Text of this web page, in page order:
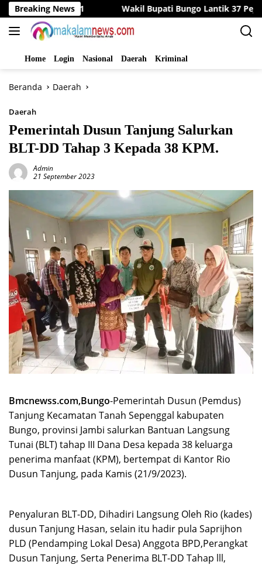
Langsung
ke
konten
Breaking News
RI Ke-81 Wakil Bupati Bungo Lantik 37 Pejabat
Home Login Nasional Daerah Kriminal
Beranda Daerah
Daerah
Pemerintah Dusun Tanjung Salurkan
BLT-DD Tahap 3 Kepada 38 KPM.
Admin
21 September 2023
Bmcnewss.com,Bungo-Pemerintah Dusun (Pemdus)
Tanjung Kecamatan Tanah Sepenggal kabupaten
Bungo, provinsi Jambi salurkan Bantuan Langsung
Tunai (BLT) tahap III Dana Desa kepada 38 keluarga
penerima manfaat (KPM), bertempat di Kantor Rio
Dusun Tanjung, pada Kamis (21/9/2023).
Penyaluran BLT-DD, Dihadiri Langsung Oleh Rio (kades)
dusun Tanjung Hasan, selain itu hadir pula Saprijhon
PLD (Pendamping Lokal Desa) Anggota BPD,Perangkat
Dusun Tanjung, Serta Penerima BLT-DD Tahap lll,